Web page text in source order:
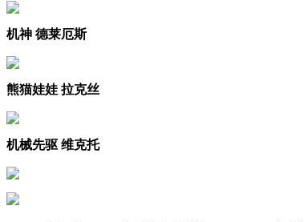
机神 德莱厄斯
熊猫娃娃 拉克丝
机械先驱 维克托